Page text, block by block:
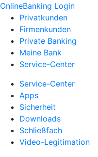
OnlineBanking Login
Privatkunden
Firmenkunden
Private Banking
Meine Bank
Service-Center
Service-Center
Apps
Sicherheit
Downloads
Schließfach
Video-Legitimation